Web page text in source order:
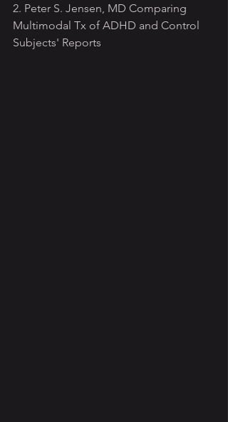
2. Peter S. Jensen, MD Comparing
Multimodal Tx of ADHD and Control
Subjects' Reports